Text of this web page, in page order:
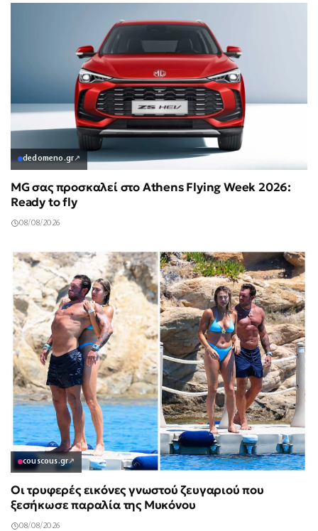
dedomeno.gr↗
MG σας προσκαλεί στο Athens Flying Week 2026:
Ready to fly
08/08/2026
couscous.gr↗
Οι τρυφερές εικόνες γνωστού ζευγαριού που
ξεσήκωσε παραλία της Μυκόνου
08/08/2026